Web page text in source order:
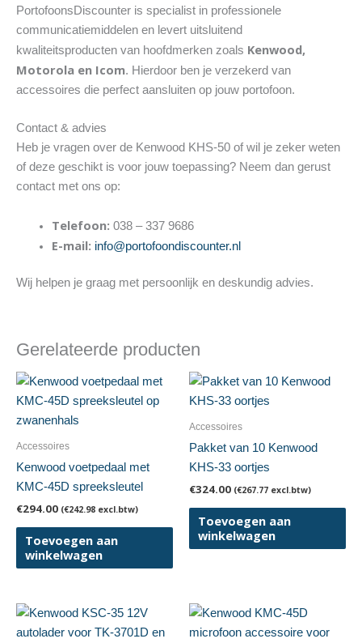
PortofoonsDiscounter is specialist in professionele
communicatiemiddelen en levert uitsluitend
kwaliteitsproducten van hoofdmerken zoals Kenwood,
Motorola en Icom. Hierdoor ben je verzekerd van
accessoires die perfect aansluiten op jouw portofoon.
Contact & advies
Heb je vragen over de Kenwood KHS-50 of wil je zeker weten
of deze geschikt is voor jouw toepassing? Neem dan gerust
contact met ons op:
Telefoon: 038 – 337 9686
E-mail: info@portofoondiscounter.nl
Wij helpen je graag met persoonlijk en deskundig advies.
Gerelateerde producten
Accessoires
Kenwood voetpedaal met
KMC-45D spreeksleutel
€294.00 (€242.98 excl.btw)
Toevoegen aan
winkelwagen
Accessoires
Pakket van 10 Kenwood
KHS-33 oortjes
€324.00 (€267.77 excl.btw)
Toevoegen aan
winkelwagen